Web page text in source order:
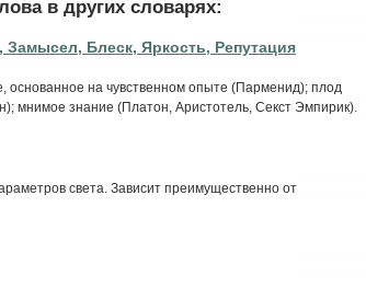
в других словарях:
Блеск, Яркость, Репутация
на чувственном опыте (Парменид); плод
мнимое знание (Платон, Аристотель, Секст Эмпирик).
света. Зависит преимущественно от